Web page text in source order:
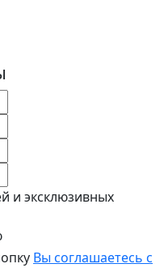
и эксклюзивных
Вы соглашаетесь с